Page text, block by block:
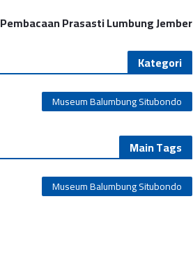
Pembacaan Prasasti Lumbung Jember
Kategori
Museum Balumbung Situbondo
Main Tags
Museum Balumbung Situbondo